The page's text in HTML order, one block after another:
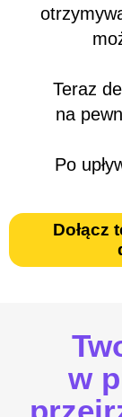
Teraz
na
Po
Dołącz
w